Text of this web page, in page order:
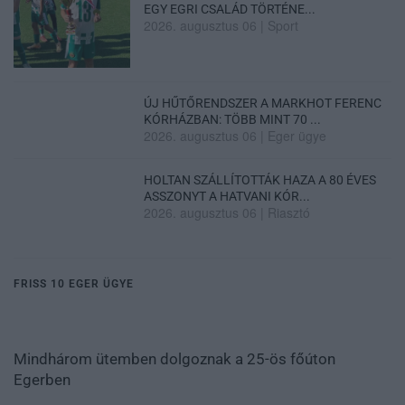
EGY EGRI CSALÁD TÖRTÉNE...
2026. augusztus 06 Sport
ÚJ HŰTŐRENDSZER A MARKHOT FERENC
KÓRHÁZBAN: TÖBB MINT 70 ...
2026. augusztus 06 Eger ügye
HOLTAN SZÁLLÍTOTTÁK HAZA A 80 ÉVES
ASSZONYT A HATVANI KÓR...
2026. augusztus 06 Riasztó
FRISS 10 EGER ÜGYE
Mindhárom ütemben dolgoznak a 25-ös főúton
Egerben